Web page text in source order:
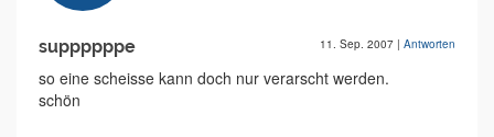
suppppppe 11. Sep. 2007 | Antworten
so eine scheisse kann doch nur verarscht werden.
schön